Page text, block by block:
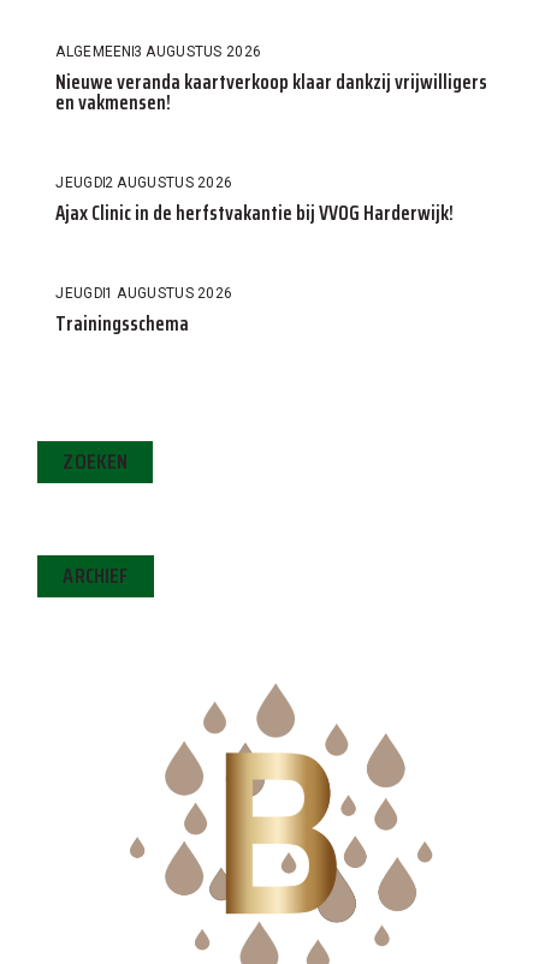
ALGEMEEN3 AUGUSTUS 2026
Nieuwe veranda kaartverkoop klaar dankzij vrijwilligers
en vakmensen!
JEUGD2 AUGUSTUS 2026
Ajax Clinic in de herfstvakantie bij VVOG Harderwijk!
JEUGD1 AUGUSTUS 2026
Trainingsschema
ZOEKEN
ARCHIEF